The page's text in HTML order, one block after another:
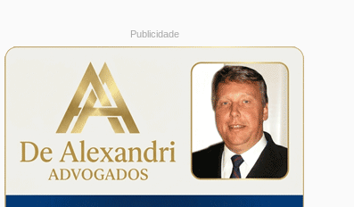
Publicidade